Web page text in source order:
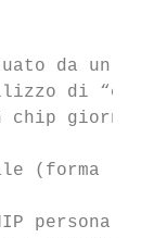
da un
di
chip
(forma
personale